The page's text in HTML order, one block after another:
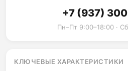
КЛЮЧЕВЫЕ ХАРАКТЕРИСТИКИ
+7 (937)
Пн–Пт 9:00–18:00 ·